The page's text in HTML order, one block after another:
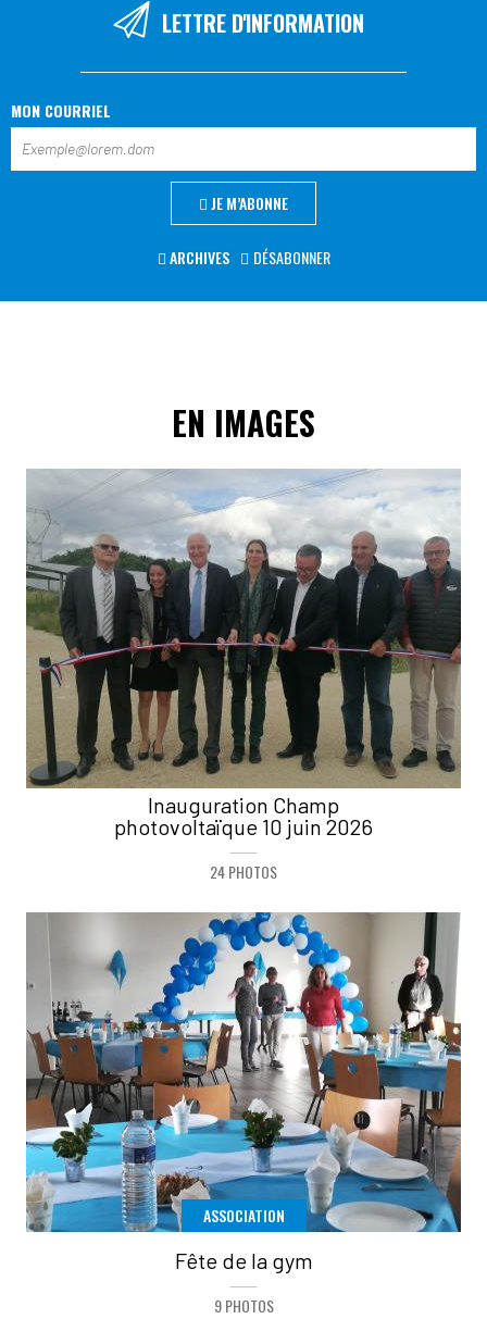
LETTRE D'INFORMATION
MON COURRIEL
JE M’ABONNE
ARCHIVES DÉSABONNER
EN IMAGES
Inauguration Champ
photovoltaïque 10 juin 2026
24 PHOTOS
ASSOCIATION
Fête de la gym
9 PHOTOS